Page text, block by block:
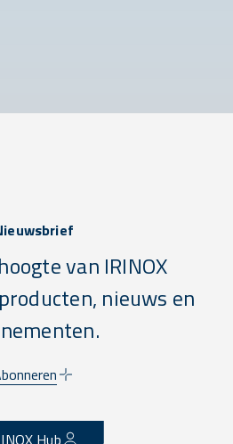
van IRINOX
nieuws en
Hub